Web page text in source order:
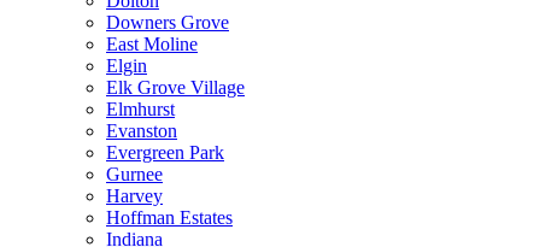
Downers Grove
East Moline
Elgin
Elk Grove Village
Elmhurst
Evanston
Evergreen Park
Gurnee
Harvey
Hoffman Estates
Indiana